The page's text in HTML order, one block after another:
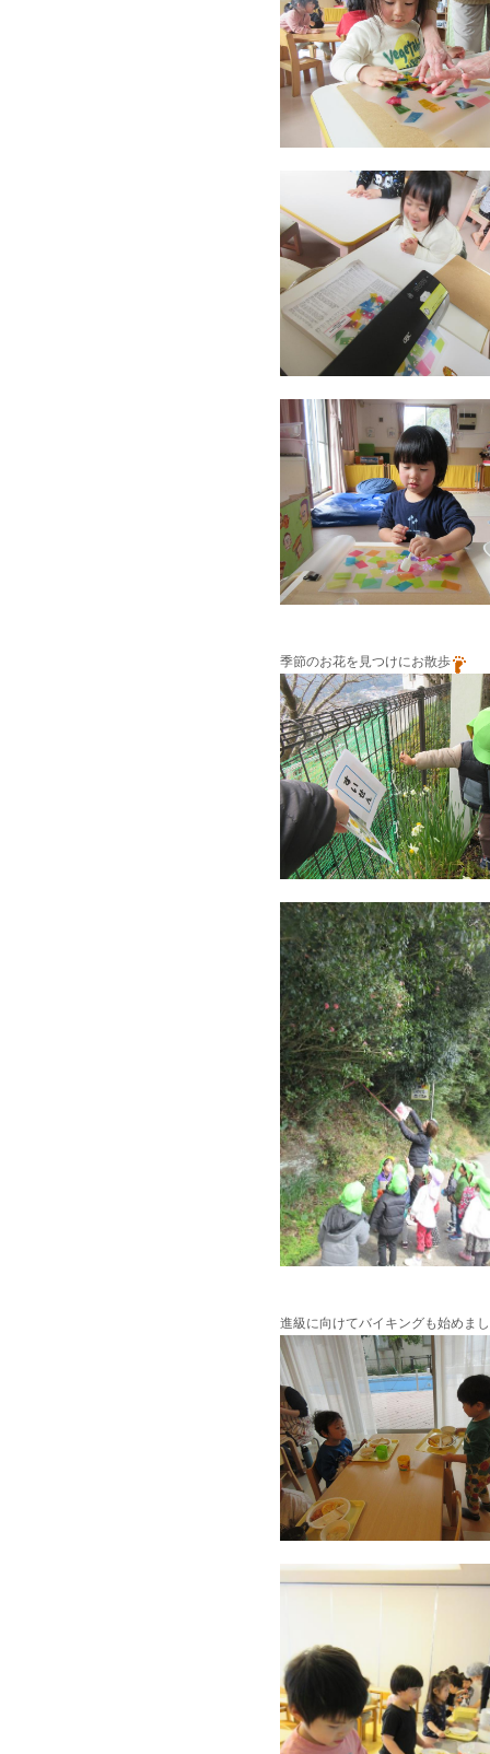
季節のお花を見つけにお散歩
進級に向けてバイキングも始めま